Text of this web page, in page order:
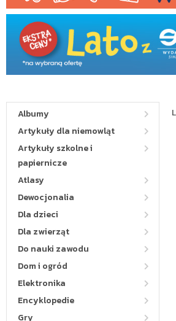
Albumy
Artykuły dla niemowląt
Artykuły szkolne i
papiernicze
Atlasy
Dewocjonalia
Dla dzieci
Dla zwierząt
Do nauki zawodu
Dom i ogród
Elektronika
Encyklopedie
Gry